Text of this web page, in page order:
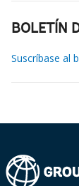
BOLETÍN
Suscríbase al